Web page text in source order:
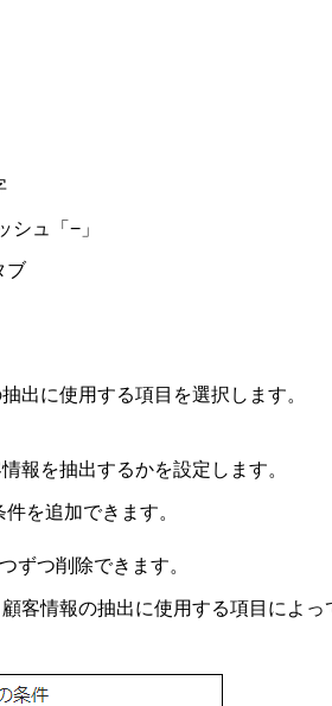
シュ「−」
ブ
出に使用する項目を選択します。
報を抽出するかを設定します。
を追加できます。
ずつ削除できます。
客情報の抽出に使用する項目によっ